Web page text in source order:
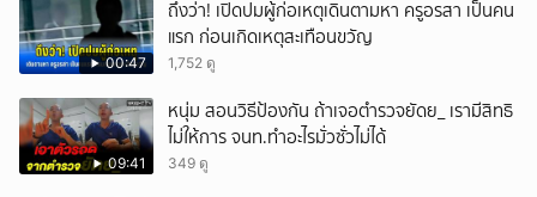
00:47
ถึงว่า! เปิดปมผู้ก่อเหตุเดินตามหา ครูอรสา เป็นคน
แรก ก่อนเกิดเหตุสะเทือนขวัญ
1,752 ดู
09:41
หนุ่ม สอนวิธีป้องกัน ถ้าเจอตำรวจยัดย_ เรามีสิทธิ
ไม่ให้การ จนท.ทำอะไรมั่วซั่วไม่ได้
349 ดู